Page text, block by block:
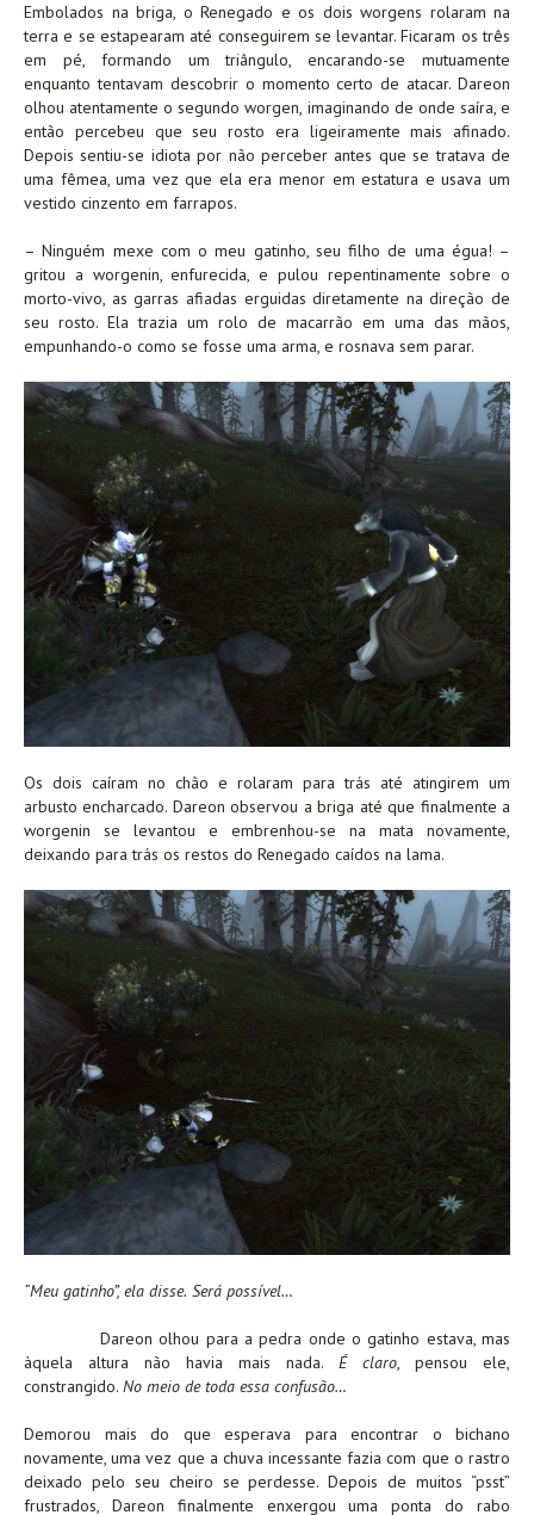
Embolados na briga, o Renegado e os dois worgens rolaram na
terra e se estapearam até conseguirem se levantar. Ficaram os três
em pé, formando um triângulo, encarando-se mutuamente
enquanto tentavam descobrir o momento certo de atacar. Dareon
olhou atentamente o segundo worgen, imaginando de onde saíra, e
então percebeu que seu rosto era ligeiramente mais afinado.
Depois sentiu-se idiota por não perceber antes que se tratava de
uma fêmea, uma vez que ela era menor em estatura e usava um
vestido cinzento em farrapos.
– Ninguém mexe com o meu gatinho, seu filho de uma égua! –
gritou a worgenin, enfurecida, e pulou repentinamente sobre o
morto-vivo, as garras afiadas erguidas diretamente na direção de
seu rosto. Ela trazia um rolo de macarrão em uma das mãos,
empunhando-o como se fosse uma arma, e rosnava sem parar.
Os dois caíram no chão e rolaram para trás até atingirem um
arbusto encharcado. Dareon observou a briga até que finalmente a
worgenin se levantou e embrenhou-se na mata novamente,
deixando para trás os restos do Renegado caídos na lama.
“Meu gatinho”, ela disse. Será possível…
Dareon olhou para a pedra onde o gatinho estava, mas
àquela altura não havia mais nada. É claro, pensou ele,
constrangido. No meio de toda essa confusão…
Demorou mais do que esperava para encontrar o bichano
novamente, uma vez que a chuva incessante fazia com que o rastro
deixado pelo seu cheiro se perdesse. Depois de muitos “psst”
frustrados, Dareon finalmente enxergou uma ponta do rabo